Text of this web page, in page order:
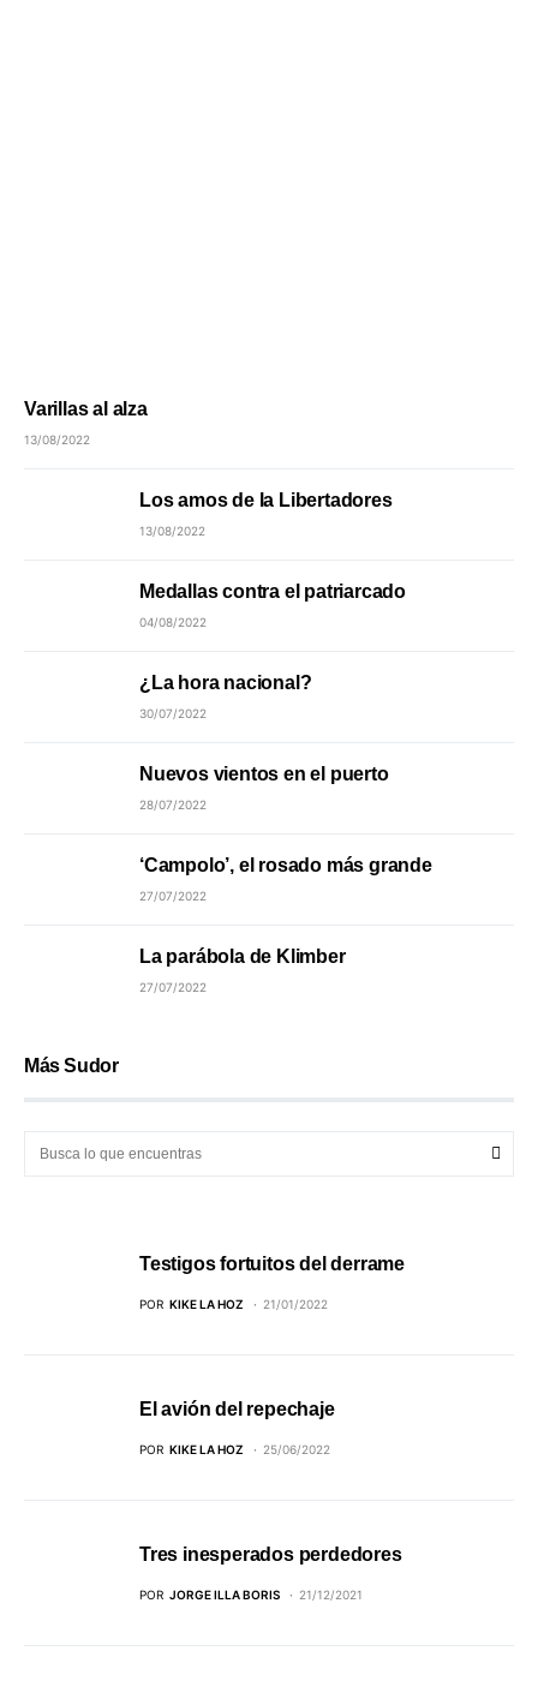
Varillas al alza
13/08/2022
Los amos de la Libertadores
13/08/2022
Medallas contra el patriarcado
04/08/2022
¿La hora nacional?
30/07/2022
Nuevos vientos en el puerto
28/07/2022
‘Campolo’, el rosado más grande
27/07/2022
La parábola de Klimber
27/07/2022
Más Sudor
Testigos fortuitos del derrame
POR KIKE LA HOZ 21/01/2022
El avión del repechaje
POR KIKE LA HOZ 25/06/2022
Tres inesperados perdedores
POR JORGE ILLA BORIS 21/12/2021